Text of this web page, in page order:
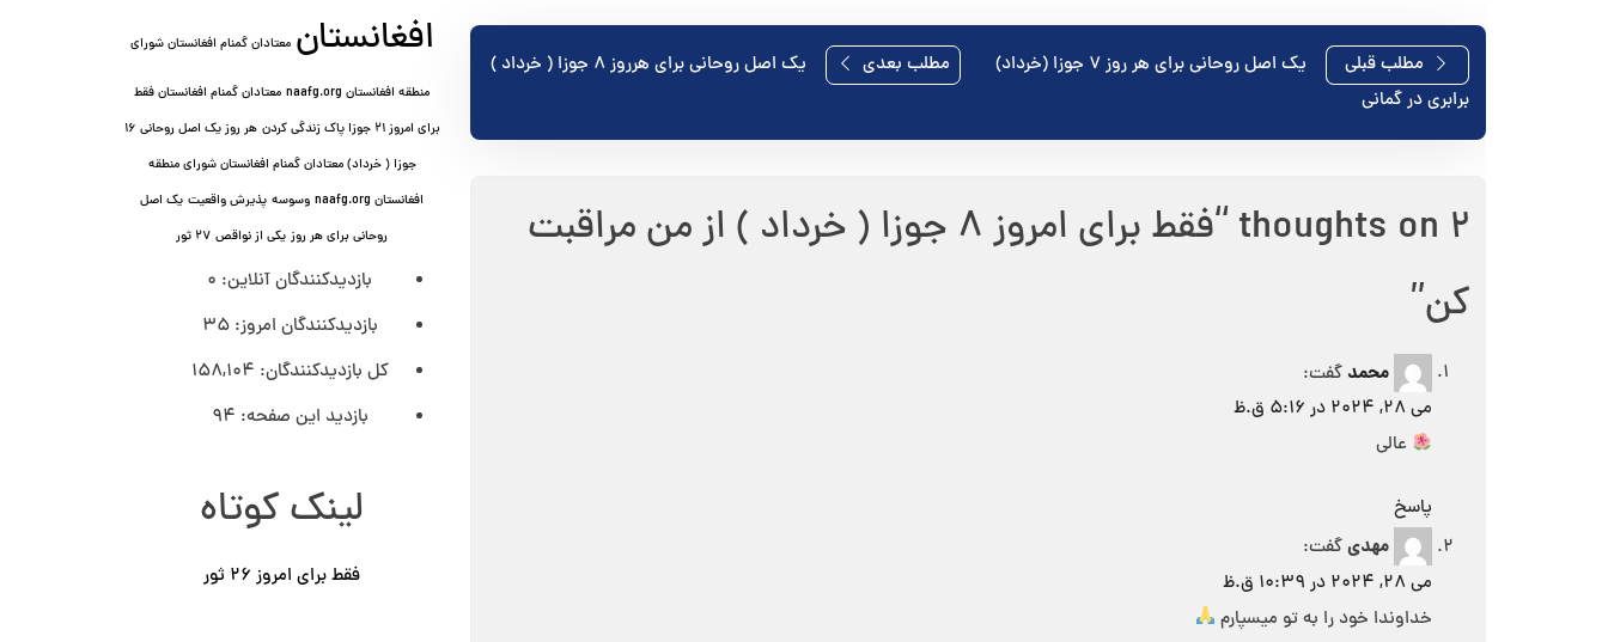
راهبری
نوشته
مطلب قبلی
یک اصل روحانی برای هر روز ۷ جوزا (خرداد)
برابری در گمانی
مطلب بعدی یک اصل روحانی برای هرروز ۸ جوزا ( خرداد )
2 thoughts on “
فقط برای امروز ۸ جوزا ( خرداد ) از من مراقبت
کن”
محمد گفت:
می 28, 2024 در 5:16 ق.ظ
عالی
پاسخ
مهدیگفت:
می 28, 2024 در 10:39 ق.ظ
خداوندا خود را به تو میسپارم
افغانستان معتادان گمنام افغانستان شورای
منطقه افغانستان naafg.org
معتادان گمنام افغانستان فقط
برای امروز ۲۱ جوزا پاک زندگی کردن
هر روز یک اصل روحانی ۱۶
جوزا ( خرداد) معتادان گمنام افغانستان شورای منطقه
افغانستان naafg.org
وسوسه پذيرش واقعیت یک اصل
روحانی برای هر روز یکی از نواقص ۲۷ ثور
بازدیدکنندگان آنلاین: 0
بازدیدکنندگان امروز:35
کل بازدیدکنند‌گان: 158,104
بازدید این صفحه: 94
لینک کوتاه
فقط برای امروز ٢۶ ثور